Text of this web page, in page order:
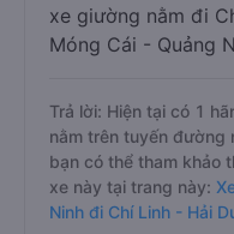
xe giường nằm đi
Móng Cái - Quảng
Trả lời: Hiện tại có 1
nằm trên tuyến đường
bạn có thể tham khảo
xe này tại trang này:
Ninh đi Chí Linh - Hải